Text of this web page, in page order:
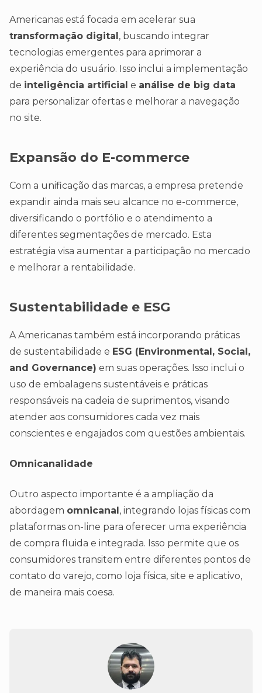
Americanas está focada em acelerar sua
transformação digital, buscando integrar
tecnologias emergentes para aprimorar a
experiência do usuário. Isso inclui a implementação
de inteligência artificial e análise de big data
para personalizar ofertas e melhorar a navegação
no site.
Expansão do E-commerce
Com a unificação das marcas, a empresa pretende
expandir ainda mais seu alcance no e-commerce,
diversificando o portfólio e o atendimento a
diferentes segmentações de mercado. Esta
estratégia visa aumentar a participação no mercado
e melhorar a rentabilidade.
Sustentabilidade e ESG
A Americanas também está incorporando práticas
de sustentabilidade e ESG (Environmental, Social,
and Governance) em suas operações. Isso inclui o
uso de embalagens sustentáveis e práticas
responsáveis na cadeia de suprimentos, visando
atender aos consumidores cada vez mais
conscientes e engajados com questões ambientais.
Omnicanalidade
Outro aspecto importante é a ampliação da
abordagem omnicanal, integrando lojas físicas com
plataformas on-line para oferecer uma experiência
de compra fluida e integrada. Isso permite que os
consumidores transitem entre diferentes pontos de
contato do varejo, como loja física, site e aplicativo,
de maneira mais coesa.